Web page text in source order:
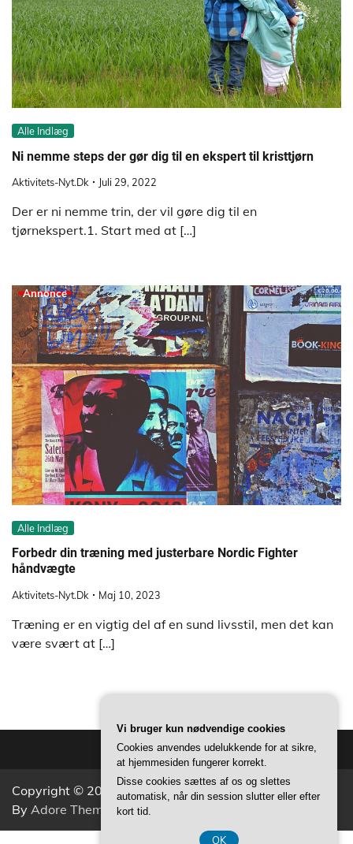
Alle Indlæg
Ni nemme steps der gør dig til en ekspert til kristtjørn
Aktivitets-Nyt.dk Juli 29, 2022
Der er ni nemme trin, der vil gøre dig til en
tjørnekspert.1. Start med at […]
Annonce
Alle Indlæg
Forbedr din træning med justerbare Nordic Fighter
håndvægte
Aktivitets-Nyt.dk Maj 10, 2023
Træning er en vigtig del af en sund livsstil, men det kan
være svært at […]
Copyright © 2026Aktivitets NytTheme: Popular News
By Adore Themes .
Vi bruger kun nødvendige cookies
Cookies anvendes udelukkende for at sikre,
at hjemmesiden fungerer korrekt.
Disse cookies sættes af os og slettes
automatisk, når din session slutter eller efter
kort tid.
OK